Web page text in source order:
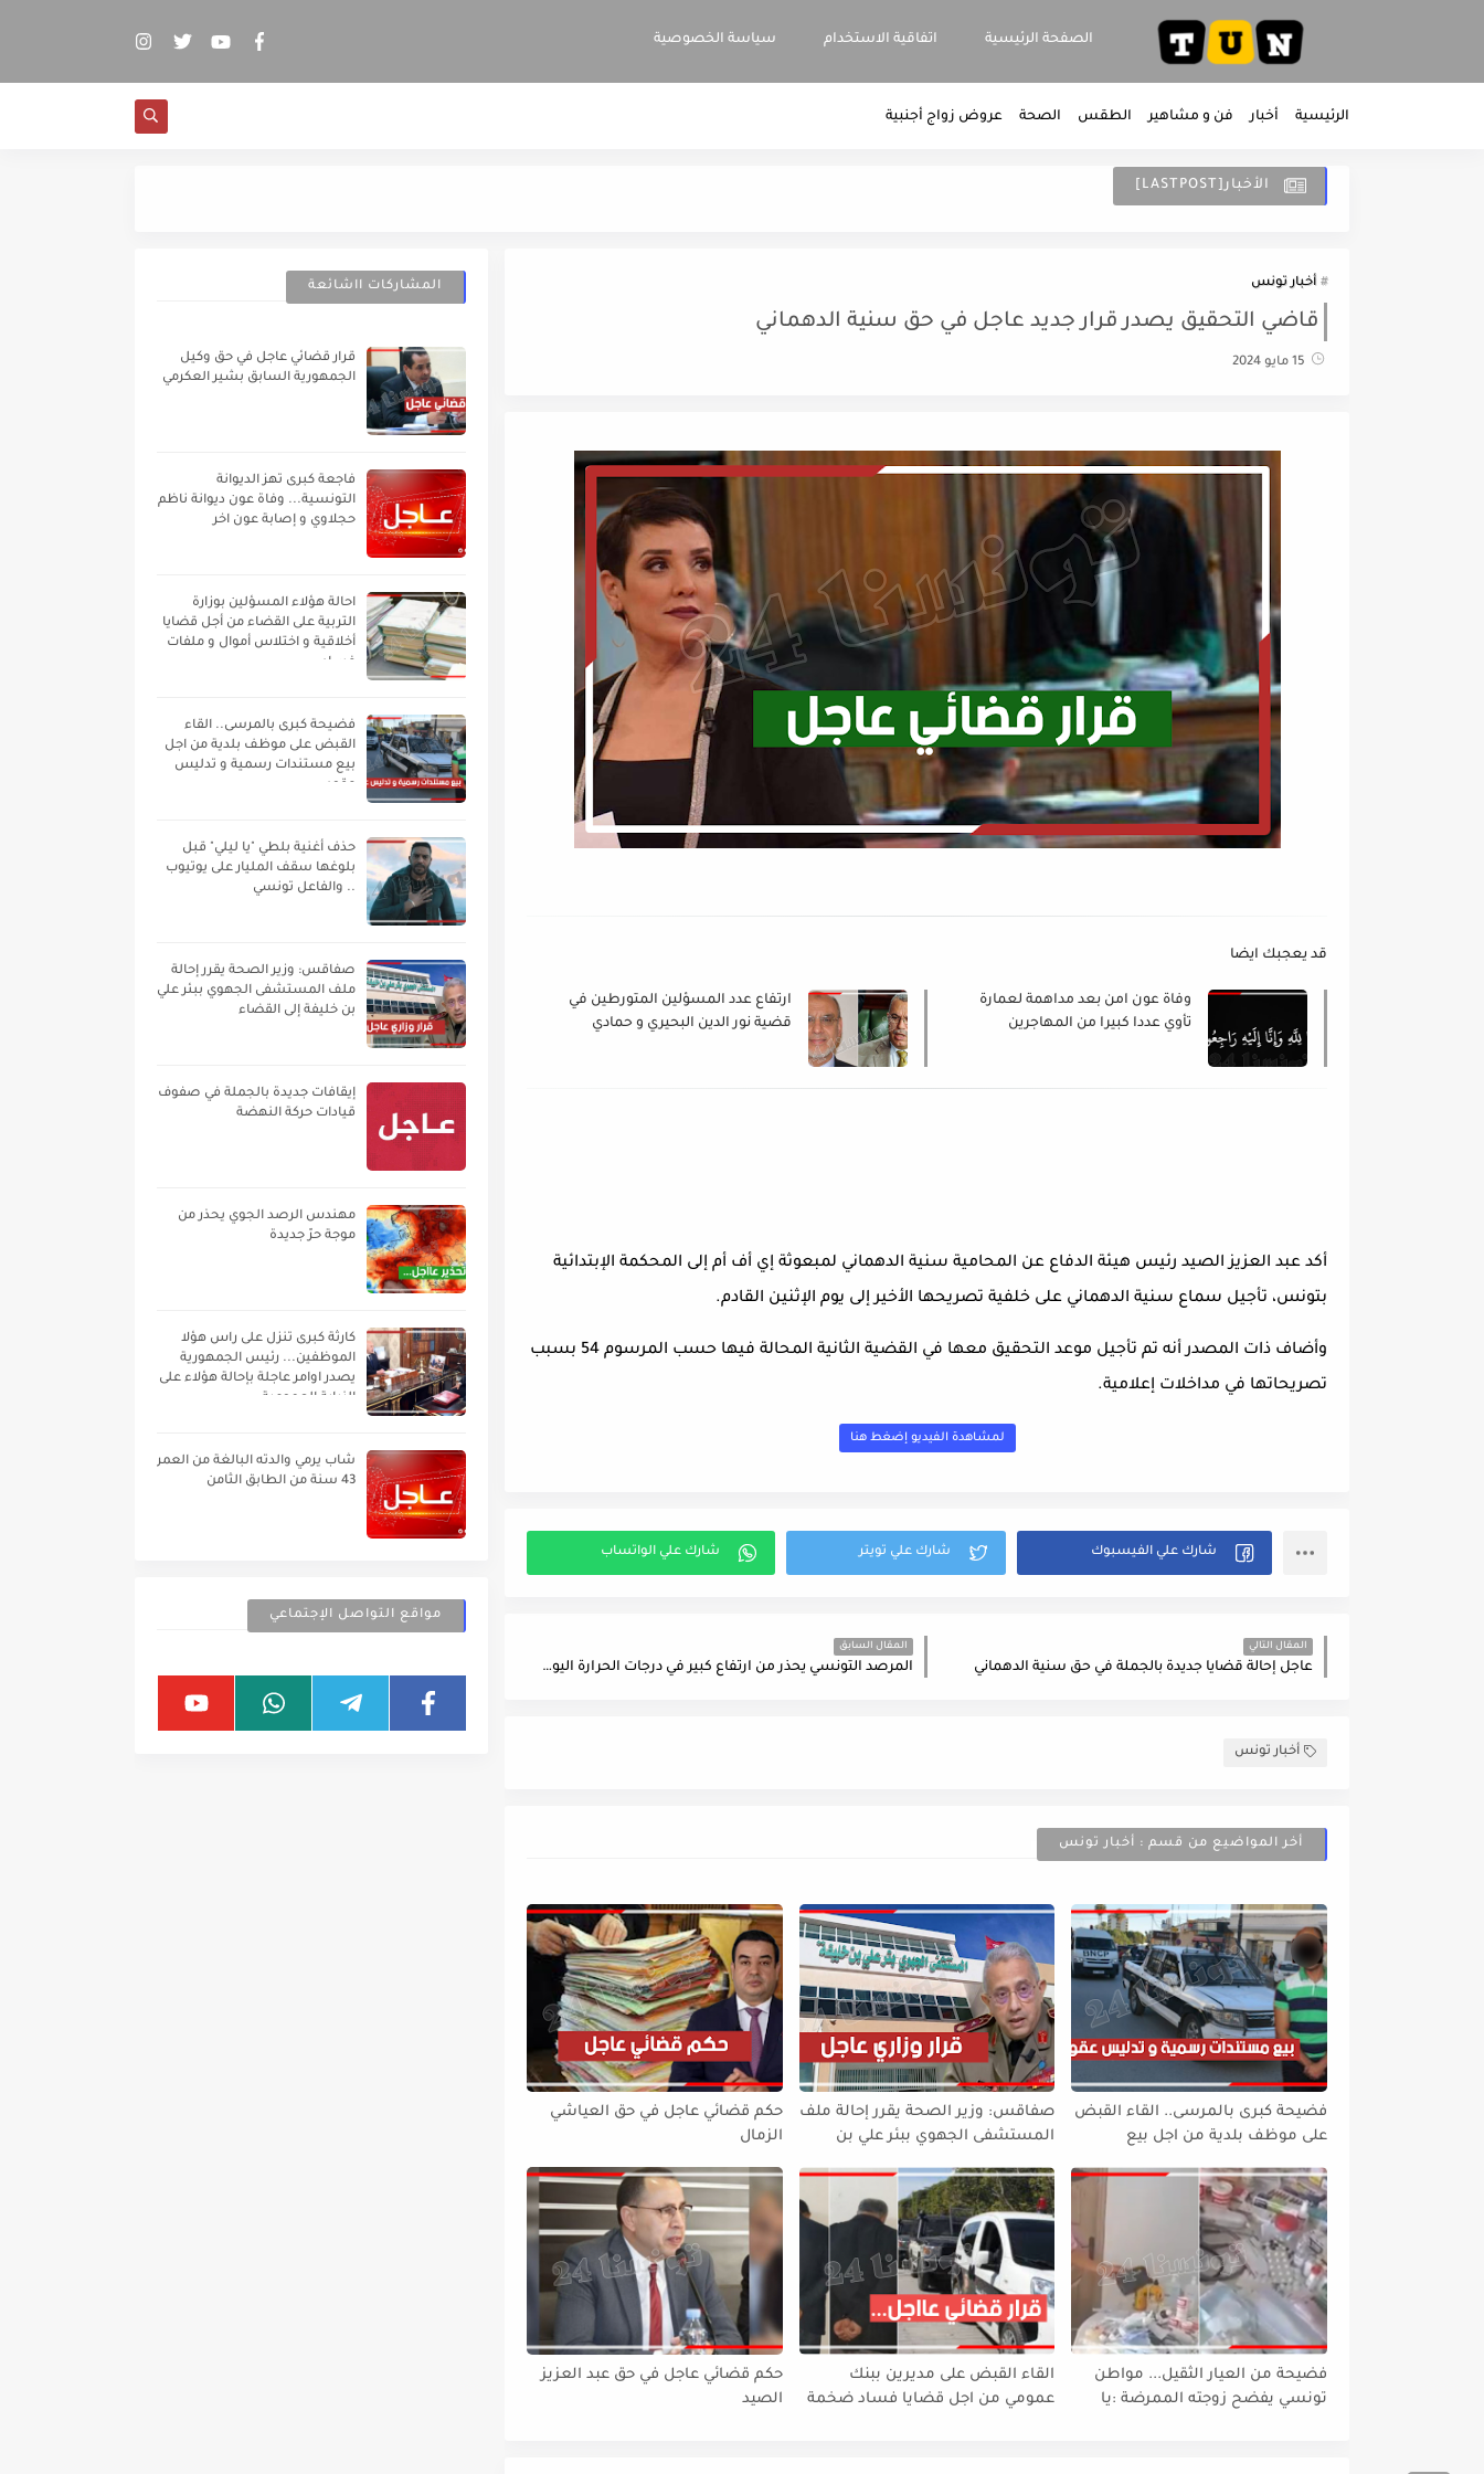
الصفحة الرئيسية اتفاقية الاستخدام سياسة الخصوصية
الرئيسية أخبار فن و مشاهير الطقس الصحة عروض زواج أجنبية
الأخبار[LASTPOST]
أخبار تونس
قاضي التحقيق يصدر قرار جديد عاجل في حق سنية الدهماني
15 مايو 2024
قد يعجبك ايضا
وفاة عون امن بعد مداهمة لعمارة
تأوي عددا كبيرا من المهاجرين
ارتفاع عدد المسؤلين المتورطين في
قضية نور الدين البحيري و حمادي
أكد عبد العزيز الصيد رئيس هيئة الدفاع عن المحامية سنية الدهماني لمبعوثة إي أف أم إلى المحكمة الإبتدائية
بتونس، تأجيل سماع سنية الدهماني على خلفية تصريحها الأخير إلى يوم الإثنين القادم.
وأضاف ذات المصدر أنه تم تأجيل موعد التحقيق معها في القضية الثانية المحالة فيها حسب المرسوم 54 بسبب
تصريحاتها في مداخلات إعلامية.
لمشاهدة الفيديو إضغط هنا
المقال التالي
عاجل إحالة قضايا جديدة بالجملة في حق سنية الدهماني
المقال السابق
المرصد التونسي يحذر من ارتفاع كبير في درجات الحرارة اليوم باكثر من 7 ولايات تونسية
أخبار تونس
أخر المواضيع من قسم : أخبار تونس
فضيحة كبرى بالمرسى.. القاء القبض
على موظف بلدية من اجل بيع
صفاقس: وزير الصحة يقرر إحالة ملف
المستشفى الجهوي ببئر علي بن
حكم قضائي عاجل في حق العياشي
الزمال
فضيحة من العيار الثقيل... مواطن
تونسي يفضح زوجته الممرضة :يا
القاء القبض على مديرين ببنك
عمومي من اجل قضايا فساد ضخمة
حكم قضائي عاجل في حق عبد العزيز
الصيد
المشاركات ااشائعة
قرار قضائي عاجل في حق وكيل
الجمهورية السابق بشير العكرمي
فاجعة كبرى تهز الديوانة
التونسية... وفاة عون ديوانة ناظم
حجلاوي و إصابة عون اخر
احالة هؤلاء المسؤلين بوزارة
التربية على القضاء من أجل قضايا
أخلاقية و اختلاس أموال و ملفات
فساد
فضيحة كبرى بالمرسى.. القاء
القبض على موظف بلدية من اجل
بيع مستندات رسمية و تدليس
عقود
حذف أغنية بلطي "يا ليلي" قبل
بلوغها سقف المليار على يوتيوب
.. والفاعل تونسي
صفاقس: وزير الصحة يقرر إحالة
ملف المستشفى الجهوي ببئر علي
بن خليفة إلى القضاء
إيقافات جديدة بالجملة في صفوف
قيادات حركة النهضة
مهندس الرصد الجوي يحذر من
موجة حرّ جديدة
كارثة كبرى تنزل على راس هؤلا
الموظفين... رئيس الجمهورية
يصدر اوامر عاجلة بإحالة هؤلاء على
النيابة العمومية
شاب يرمي والدته البالغة من العمر
43 سنة من الطابق الثامن
مواقع التواصل الإجتماعي